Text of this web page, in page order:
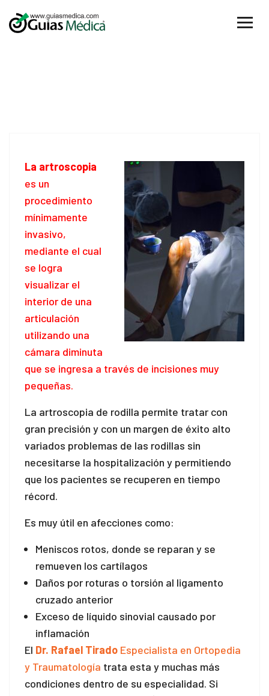
Ago
La artroscopia
es un
procedimiento
mínimamente
invasivo,
mediante el cual
se logra
visualizar el
interior de una
articulación
utilizando una
cámara diminuta
que se ingresa a través de incisiones muy
pequeñas.
La artroscopia de rodilla permite tratar con
gran precisión y con un margen de éxito alto
variados problemas de las rodillas sin
necesitarse la hospitalización y permitiendo
que los pacientes se recuperen en tiempo
récord.
Es muy útil en afecciones como:
Meniscos rotos, donde se reparan y se
remueven los cartílagos
Daños por roturas o torsión al ligamento
cruzado anterior
Exceso de líquido sinovial causado por
inflamación
El Dr. Rafael Tirado Especialista en Ortopedia
y Traumatología trata esta y muchas más
condiciones dentro de su especialidad. Si